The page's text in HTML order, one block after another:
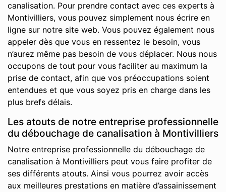
canalisation. Pour prendre contact avec ces experts à
Montivilliers, vous pouvez simplement nous écrire en
ligne sur notre site web. Vous pouvez également nous
appeler dès que vous en ressentez le besoin, vous
n’aurez même pas besoin de vous déplacer. Nous nous
occupons de tout pour vous faciliter au maximum la
prise de contact, afin que vos préoccupations soient
entendues et que vous soyez pris en charge dans les
plus brefs délais.
Les atouts de notre entreprise professionnelle
du débouchage de canalisation à Montivilliers
Notre entreprise professionnelle du débouchage de
canalisation à Montivilliers peut vous faire profiter de
ses différents atouts. Ainsi vous pourrez avoir accès
aux meilleures prestations en matière d’assainissement